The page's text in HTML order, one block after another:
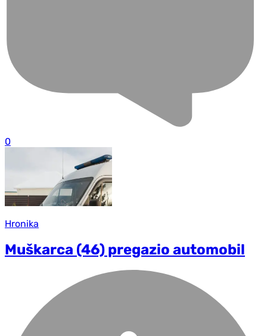
0
Hronika
Muškarca (46) pregazio automobil